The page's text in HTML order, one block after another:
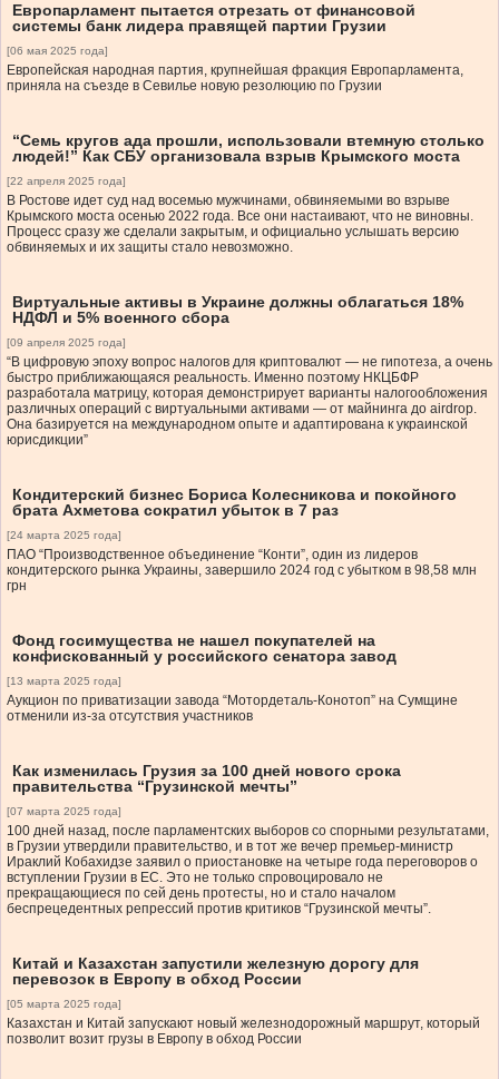
Европарламент пытается отрезать от финансовой
системы банк лидера правящей партии Грузии
[06 мая 2025 года]
Европейская народная партия, крупнейшая фракция Европарламента,
приняла на съезде в Севилье новую резолюцию по Грузии
“Семь кругов ада прошли, использовали втемную столько
людей!” Как СБУ организовала взрыв Крымского моста
[22 апреля 2025 года]
В Ростове идет суд над восемью мужчинами, обвиняемыми во взрыве
Крымского моста осенью 2022 года. Все они настаивают, что не виновны.
Процесс сразу же сделали закрытым, и официально услышать версию
обвиняемых и их защиты стало невозможно.
Виртуальные активы в Украине должны облагаться 18%
НДФЛ и 5% военного сбора
[09 апреля 2025 года]
“В цифровую эпоху вопрос налогов для криптовалют — не гипотеза, а очень
быстро приближающаяся реальность. Именно поэтому НКЦБФР
разработала матрицу, которая демонстрирует варианты налогообложения
различных операций с виртуальными активами — от майнинга до airdrop.
Она базируется на международном опыте и адаптирована к украинской
юрисдикции”
Кондитерский бизнес Бориса Колесникова и покойного
брата Ахметова сократил убыток в 7 раз
[24 марта 2025 года]
ПАО “Производственное объединение “Конти”, один из лидеров
кондитерского рынка Украины, завершило 2024 год с убытком в 98,58 млн
грн
Фонд госимущества не нашел покупателей на
конфискованный у российского сенатора завод
[13 марта 2025 года]
Аукцион по приватизации завода “Мотордеталь-Конотоп” на Сумщине
отменили из-за отсутствия участников
Как изменилась Грузия за 100 дней нового срока
правительства “Грузинской мечты”
[07 марта 2025 года]
100 дней назад, после парламентских выборов со спорными результатами,
в Грузии утвердили правительство, и в тот же вечер премьер-министр
Ираклий Кобахидзе заявил о приостановке на четыре года переговоров о
вступлении Грузии в ЕС. Это не только спровоцировало не
прекращающиеся по сей день протесты, но и стало началом
беспрецедентных репрессий против критиков “Грузинской мечты”.
Китай и Казахстан запустили железную дорогу для
перевозок в Европу в обход России
[05 марта 2025 года]
Казахстан и Китай запускают новый железнодорожный маршрут, который
позволит возит грузы в Европу в обход России